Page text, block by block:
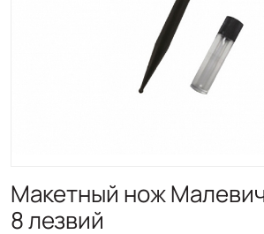
Макетный нож
8 лезвий